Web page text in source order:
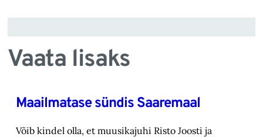
Vaata lisaks
Maailmatase sündis Saaremaal
Võib kindel olla, et muusikajuhi Risto Joosti ja